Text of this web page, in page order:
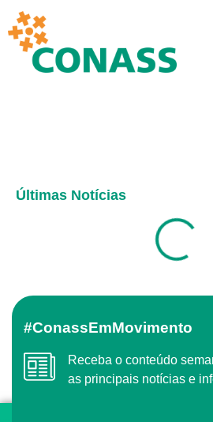
Últimas Notícias
#ConassEmMovimento
Receba o conteúdo
as principais notícias e